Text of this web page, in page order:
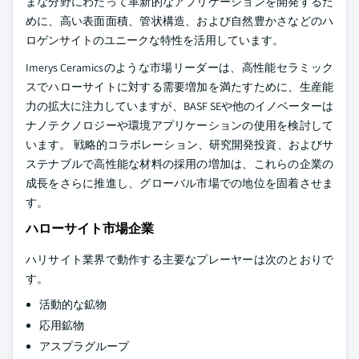
めに、高い表面面積、管状構造、および自然豊かさなどのハ
ロゲンサイトのユニークな特性を活用しています。
Imerys Ceramicsのような市場リーダーは、高性能セラミック
スでハローサイトに対する需要増加を満たすために、生産能
力の拡大に注力していますが、BASF SEや他のイノベーターは
ナノテクノロジーや環境アプリケーションの使用を検討して
います。 戦略的コラボレーション、研究開発投資、およびサ
ステナブルで高性能な材料の採用の増加は、これらの企業の
成長をさらに推進し、グローバル市場での地位を固着させま
す。
ハローサイト市場企業
ハリサイト業界で動作する主要なプレーヤーは次のとおりで
す。
活動的な鉱物
応用鉱物
アスプラグループ